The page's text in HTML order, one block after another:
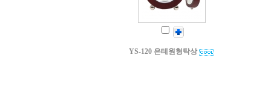
YS-120 은테원형탁상